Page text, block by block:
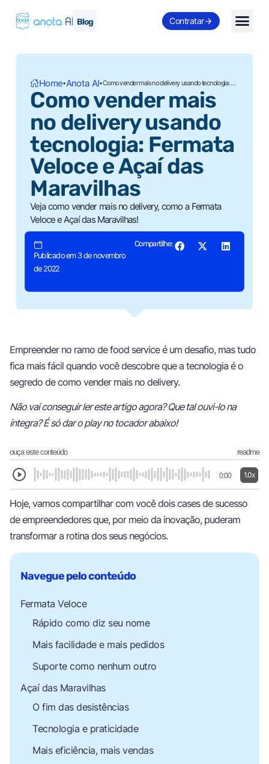
Blog Contratar
Home•Anota AI• Como vender mais no delivery usando tecnologia: Fermata Veloce e Açaí das Maravilhas
Como vender mais
no delivery usando
tecnologia: Fermata
Veloce e Açaí das
Maravilhas
Veja como vender mais no delivery, como a Fermata
Veloce e Açaí das Maravilhas!
Publicado em 3 de novembro
de 2022
Compartilhe:
Empreender no ramo de food service é um desafio, mas tudo
fica mais fácil quando você descobre que a tecnologia é o
segredo de como vender mais no delivery.
Não vai conseguir ler este artigo agora? Que tal ouvi-lo na
íntegra? É só dar o play no tocador abaixo!
ouça este conteúdo readme
0:00 1.0x
Hoje, vamos compartilhar com você dois cases de sucesso
de empreendedores que, por meio da inovação, puderam
transformar a rotina dos seus negócios.
Fermata Veloce
Rápido como diz seu nome
Mais facilidade e mais pedidos
Suporte como nenhum outro
Açaí das Maravilhas
O fim das desistências
Tecnologia e praticidade
Mais eficiência, mais vendas